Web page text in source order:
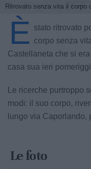
Ritrovato senza vita il corpo
È stato ritrovato
corpo senza
Castellaneta che si
casa sua ieri
Le ricerche purtroppo
modi: il suo corpo,
lungo via Caporlando,
Le foto